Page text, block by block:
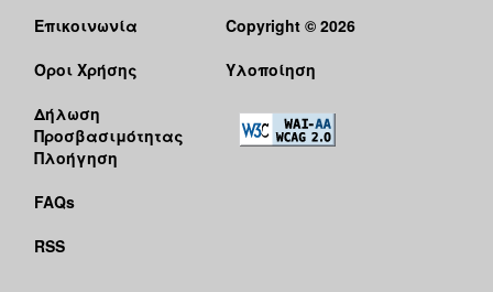
Επικοινωνία
Όροι Χρήσης
Δήλωση
Προσβασιμότητας
Πλοήγηση
FAQs
RSS
Copyright © 2026
Υλοποίηση